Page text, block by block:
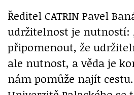
Ředitel CATRIN Pavel
udržitelnost je nutností:
připomenout, že
ale nutnost, a věda je
nám pomůže najít cestu.